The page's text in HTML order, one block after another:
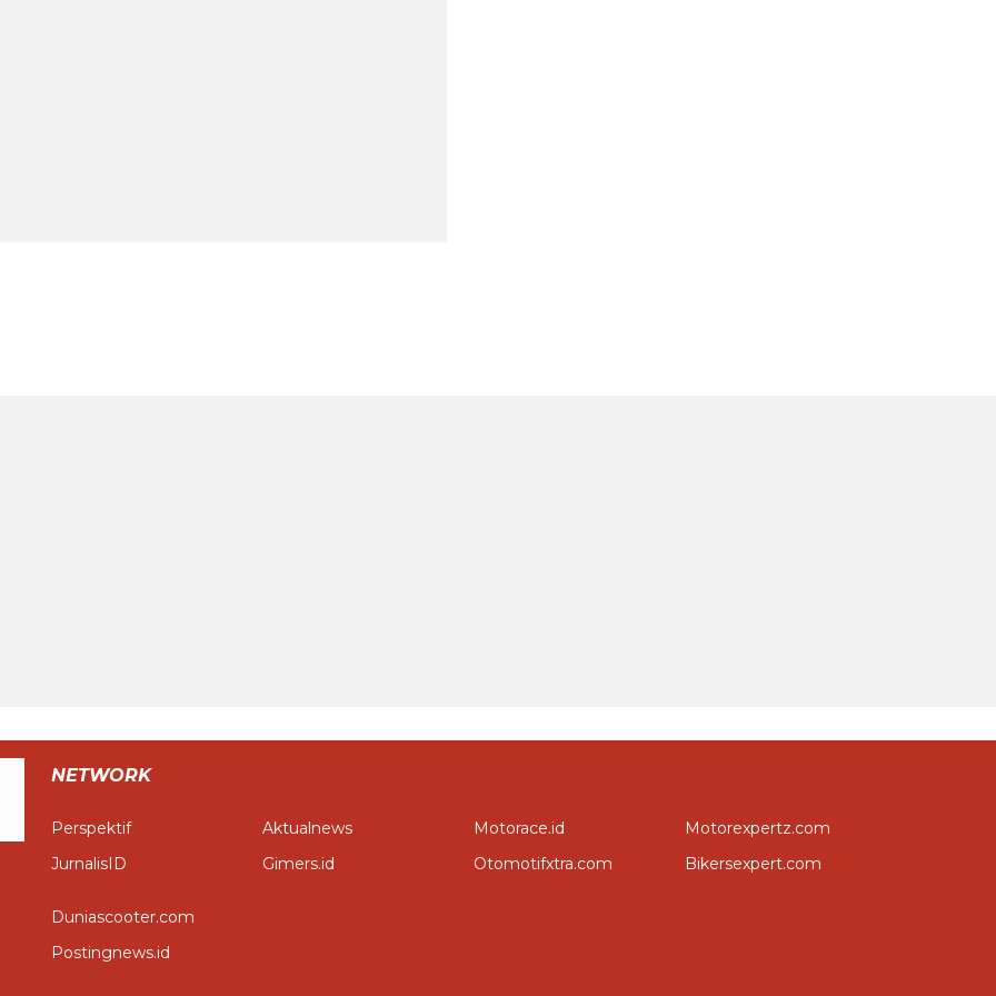
NETWORK
Perspektif
JurnalisID
Aktualnews
Gimers.id
Motorace.id
Otomotifxtra.com
Motorexpertz.com
Bikersexpert.com
Duniascooter.com
Postingnews.id